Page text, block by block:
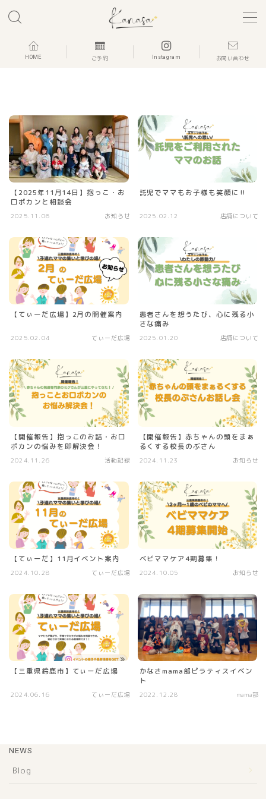
MENU
かなさの想い
MENU
kanasa blog
Contact
HOME ご予約 Instagram お問い合わせ
【2025年11月14日】抱っこ・お
口ポカンと相談会
2025.11.06 お知らせ
託児でママもお子様も笑顔に‼
2025.02.12 店舗について
【てぃーだ広場】2月の開催案内
2025.02.04 てぃーだ広場
患者さんを想うたび、心に残る小
さな痛み
2025.01.20 店舗について
【開催報告】抱っこのお話・お口
ポカンの悩みを即解決会！
2024.11.26 活動記録
【開催報告】赤ちゃんの頭をまぁ
るくする校長のぶさん
2024.11.23 お知らせ
【てぃーだ】11月イベント案内
2024.10.28 てぃーだ広場
ベビママケア4期募集！
2024.10.05 お知らせ
【三重県鈴鹿市】てぃーだ広場
2024.06.16 てぃーだ広場
かなさmama部ピラティスイベン
ト
2022.12.28 mama部
NEWS
Blog